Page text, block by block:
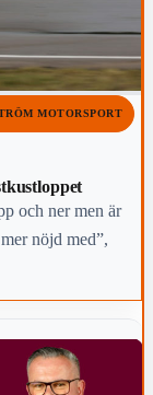
MOTORSPORT
och ner men är
nöjd med”,